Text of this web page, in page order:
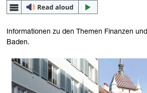
Informationen zu den Themen Finanzen
Baden.